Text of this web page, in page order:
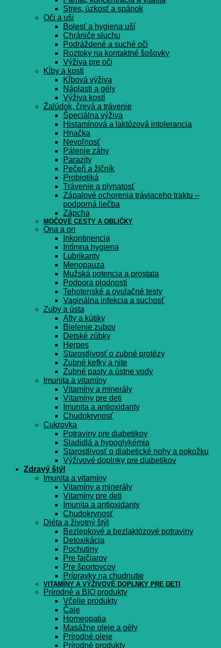
Stres, úzkosť a spánok
Oči a uši
Bolesť a hygiena uší
Chrániče sluchu
Podráždené a suché oči
Roztoky na kontaktné šošovky
Výživa pre oči
Kĺby a kosti
Kĺbová výživa
Náplasti a gély
Výživa kostí
Žalúdok, črevá a trávenie
Špeciálna výživa
Histamínová a laktózová intolerancia
Hnačka
Nevoľnosť
Pálenie záhy
Parazity
Pečeň a žlčník
Probiotiká
Trávenie a plynatosť
Zápalové ochorenia tráviaceho traktu –
podporná liečba
Zápcha
MOČOVÉ CESTY A OBLIČKY
Ona a on
Inkontinencia
Intímna hygiena
Lubrikanty
Menopauza
Mužská potencia a prostata
Podpora plodnosti
Tehotenské a ovulačné testy
Vaginálna infekcia a suchosť
Zuby a ústa
Afty a kútiky
Bielenie zubov
Detské zúbky
Herpes
Starostlivosť o zubné protézy
Zubné kefky a nite
Zubné pasty a ústne vody
Imunita a vitamíny
Vitamíny a minerály
Vitamíny pre deti
Imunita a antioxidanty
Chudokrvnosť
Cukrovka
Potraviny pre diabetikov
Sladidlá a hypoglykémia
Starostlivosť o diabetické nohy a pokožku
Výživové doplnky pre diabetikov
Zdravý štýl
Imunita a vitamíny
Vitamíny a minerály
Vitamíny pre deti
Imunita a antioxidanty
Chudokrvnosť
Diéta a životný štýl
Bezlepkové a bezlaktózové potraviny
Detoxikácia
Pochutiny
Pre fajčiarov
Pre športovcov
Prípravky na chudnutie
VITAMÍNY A VÝŽIVOVÉ DOPLNKY PRE DETI
Prírodné a BIO produkty
Včelie produkty
Čaje
Homeopatia
Masážne oleje a gély
Prírodné oleje
Prírodné produkty